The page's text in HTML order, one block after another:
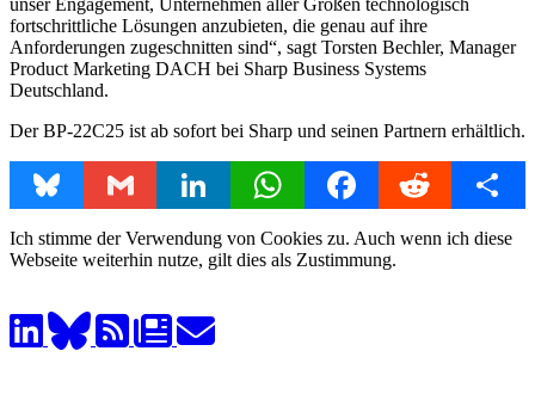
fortschrittliche Lösungen anzubieten, die genau auf ihre
Anforderungen zugeschnitten sind“, sagt Torsten Bechler, Manager
Product Marketing DACH bei Sharp Business Systems
Deutschland.
Der BP-22C25 ist ab sofort bei Sharp und seinen Partnern erhältlich.
Bluesky Gmail LinkedIn WhatsAppFacebookReddit Share
Ich stimme der Verwendung von Cookies zu. Auch wenn ich diese
Webseite weiterhin nutze, gilt dies als Zustimmung.